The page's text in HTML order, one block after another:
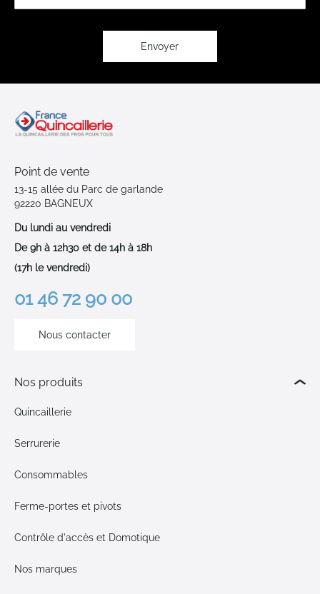
Envoyer
Point de vente
13-15 allée du Parc de garlande
92220 BAGNEUX
Du lundi au vendredi
De 9h à 12h30 et de 14h à 18h
(17h le vendredi)
01 46 72 90 00
Nous contacter
Nos produits
Quincaillerie
Serrurerie
Consommables
Ferme-portes et pivots
Contrôle d'accès et Domotique
Nos marques